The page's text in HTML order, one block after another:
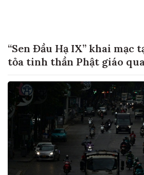
“Sen Đầu Hạ IX” khai mạc
tỏa tinh thần Phật giáo